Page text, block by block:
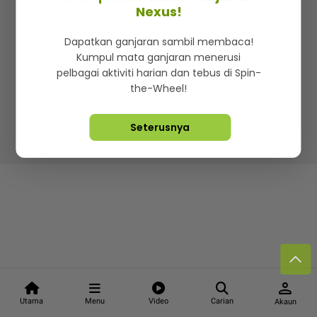
Utama Menu Video Carian
person
Akaun
Iklan di SMG360
Terma & Syarat Dasar Privasi
Lebih hot, viral dan sensasi
Hakcipta Terpelihara ©2026. Star Media Group Berhad
Nexus!
Dapatkan ganjaran sambil membaca!
Kumpul mata ganjaran menerusi
pelbagai aktiviti harian dan tebus di Spin-
the-Wheel!
Seterusnya